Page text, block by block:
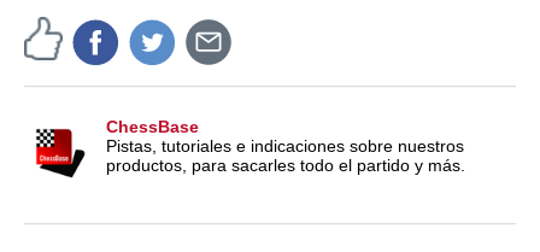
ChessBase
Pistas, tutoriales e indicaciones sobre nuestros
productos, para sacarles todo el partido y más.